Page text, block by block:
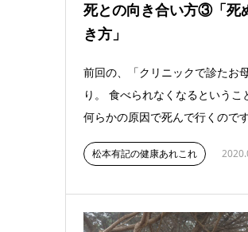
死との向き合い方③「死
き方」
前回の、「クリニックで診たお
り。 食べられなくなるという
何らかの原因で死んで行くので
松本有記の健康あれこれ